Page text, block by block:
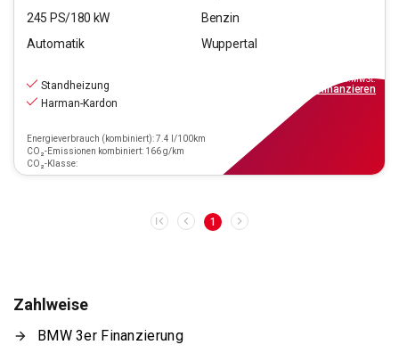
245 PS/180 kW
Benzin
Automatik
Wuppertal
Standheizung
Harman-Kardon
Energieverbrauch (kombiniert): 7.4 l/100km
CO₂-Emissionen kombiniert: 166 g/km
CO₂-Klasse:
inkl.MwSt.
finanzieren
1
Zahlweise
BMW 3er Finanzierung